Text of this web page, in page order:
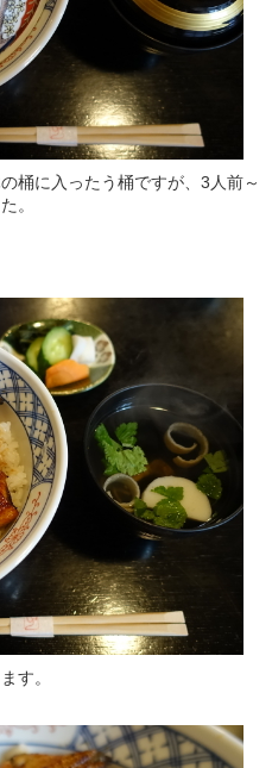
桶に入ったう桶ですが、3人前～
。
す。